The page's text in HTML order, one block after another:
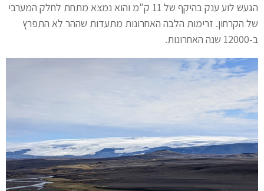
הגעש לוע ענק בהיקף של 11 ק"מ והוא נמצא מתחת לחלק המערבי
של הקרחון. זרימות הלבה האחרונות מתעדות שההר לא התפרץ
ב-12000 שנה האחרונות.